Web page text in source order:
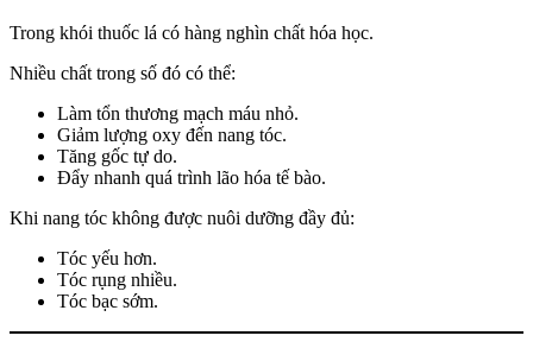
Trong khói thuốc lá có hàng nghìn chất hóa học.
Nhiều chất trong số đó có thể:
Làm tổn thương mạch máu nhỏ.
Giảm lượng oxy đến nang tóc.
Tăng gốc tự do.
Đẩy nhanh quá trình lão hóa tế bào.
Khi nang tóc không được nuôi dưỡng đầy đủ:
Tóc yếu hơn.
Tóc rụng nhiều.
Tóc bạc sớm.